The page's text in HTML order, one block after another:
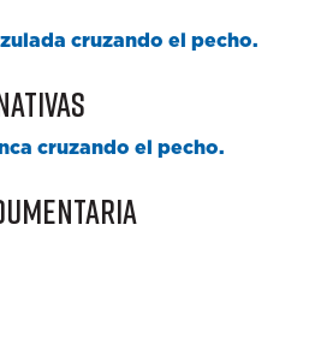
cruzando el pecho.
cruzando el pecho.